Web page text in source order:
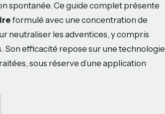
spontanée. Ce guide complet présente
formulé avec une concentration de
neutraliser les adventices, y compris
Son efficacité repose sur une technologie
sous réserve d’une application